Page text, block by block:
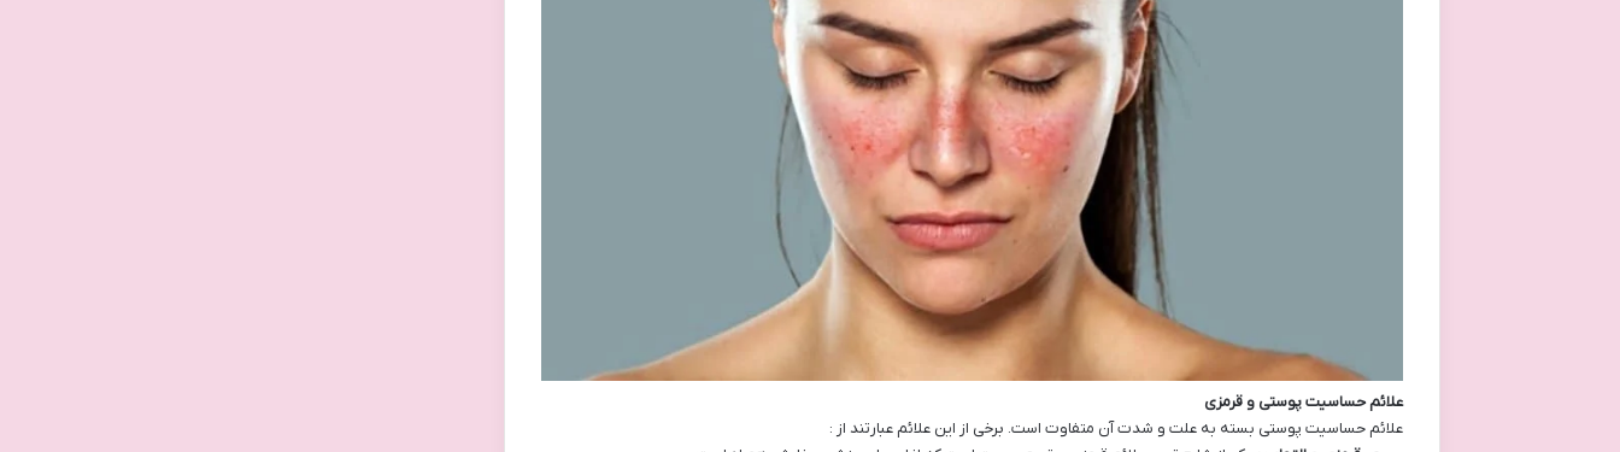
علائم حساسیت پوستی و قرمزی
علائم حساسیت پوستی بسته به علت و شدت آن متفاوت است. برخی از این علائم عبارتند از :